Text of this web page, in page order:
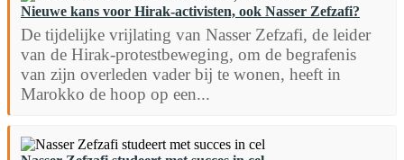
Nieuwe kans voor Hirak-activisten, ook Nasser Zefzafi?
De tijdelijke vrijlating van Nasser Zefzafi, de leider
van de Hirak-protestbeweging, om de begrafenis
van zijn overleden vader bij te wonen, heeft in
Marokko de hoop op een...